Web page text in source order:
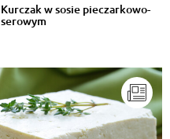
Kurczak w sosie pieczarkowo-
serowym